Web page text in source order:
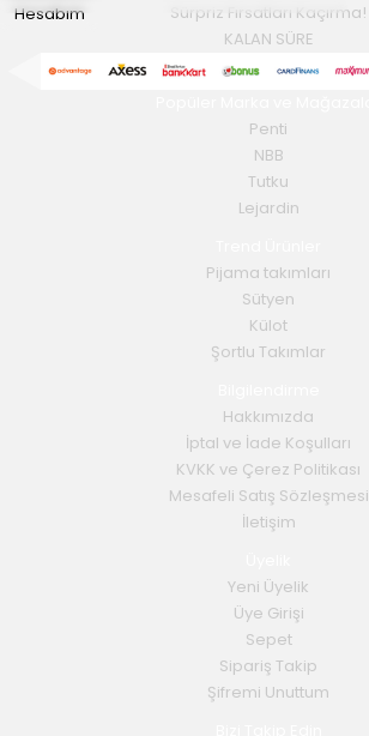
Hesabım
Sürpriz Fırsatları Kaçırma!
KALAN SÜRE
Penti
NBB
Tutku
Lejardin
Pijama takımları
Sütyen
Külot
Şortlu Takımlar
Hakkımızda
İptal ve İade Koşulları
KVKK ve Çerez Politikası
Mesafeli Satış Sözleşmesi
İletişim
Yeni Üyelik
Üye Girişi
Sepet
Sipariş Takip
Şifremi Unuttum